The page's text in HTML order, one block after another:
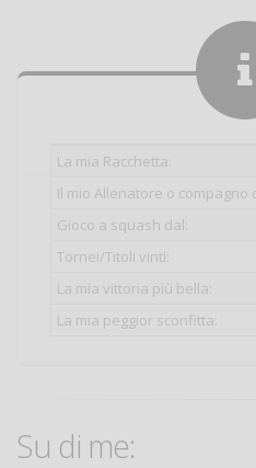
La mia Racchetta:
Il mio Allenatore o compagno
Gioco a squash dal:
Tornei/Titoli vinti:
La mia vittoria più bella:
La mia peggior sconfitta:
Su di me: